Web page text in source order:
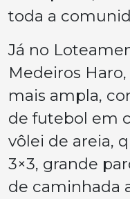
toda a
Já no
Medeiros
mais ampla,
de futebol em
vôlei de areia,
3×3, grande
de caminhada